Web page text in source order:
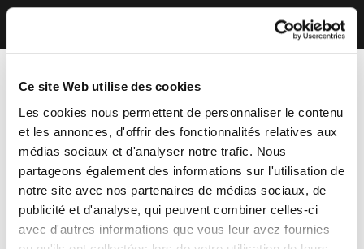
Ce site Web utilise des cookies
Les cookies nous permettent de personnaliser le contenu
et les annonces, d'offrir des fonctionnalités relatives aux
médias sociaux et d'analyser notre trafic. Nous
partageons également des informations sur l'utilisation de
notre site avec nos partenaires de médias sociaux, de
publicité et d'analyse, qui peuvent combiner celles-ci
avec d'autres informations que vous leur avez fournies